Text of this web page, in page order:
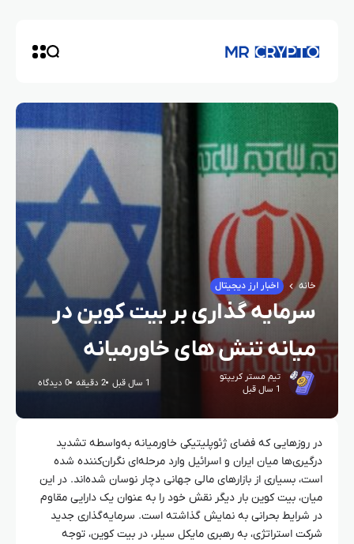
خانه اخبار ارز دیجیتال
سرمایه‌ گذاری بر بیت کوین در
میانه تنش‌ های خاورمیانه
تیم مستر کریپتو
1 سال قبل
1 سال قبل 2 دقیقه 0 دیدگاه
در روزهایی که فضای ژئوپلیتیکی خاورمیانه به‌واسطه تشدید
درگیری‌ها میان ایران و اسرائیل وارد مرحله‌ای نگران‌کننده شده
است، بسیاری از بازارهای مالی جهانی دچار نوسان شده‌اند. در این
میان، بیت کوین بار دیگر نقش خود را به عنوان یک دارایی مقاوم
در شرایط بحرانی به نمایش گذاشته است. سرمایه‌گذاری جدید
شرکت استراتژی، به رهبری مایکل سیلر، در بیت کوین، توجه